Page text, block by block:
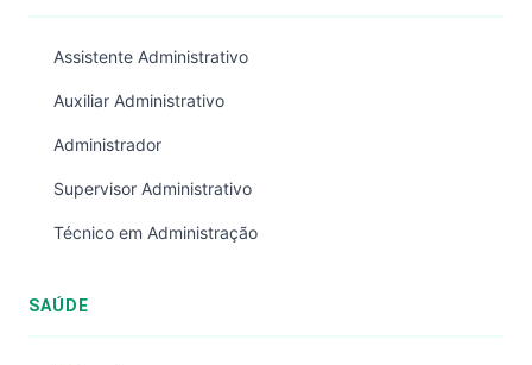
Assistente Administrativo
Auxiliar Administrativo
Administrador
Supervisor Administrativo
Técnico em Administração
SAÚDE